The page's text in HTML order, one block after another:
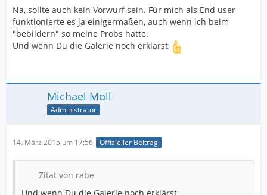
Na, sollte auch kein Vorwurf sein. Für mich als End user
funktionierte es ja einigermaßen, auch wenn ich beim
"bebildern" so meine Probs hatte.
Und wenn Du die Galerie noch erklärst
Michael Moll
Administrator
14. März 2015 um 17:56 Offizieller Beitrag
Zitat von rabe